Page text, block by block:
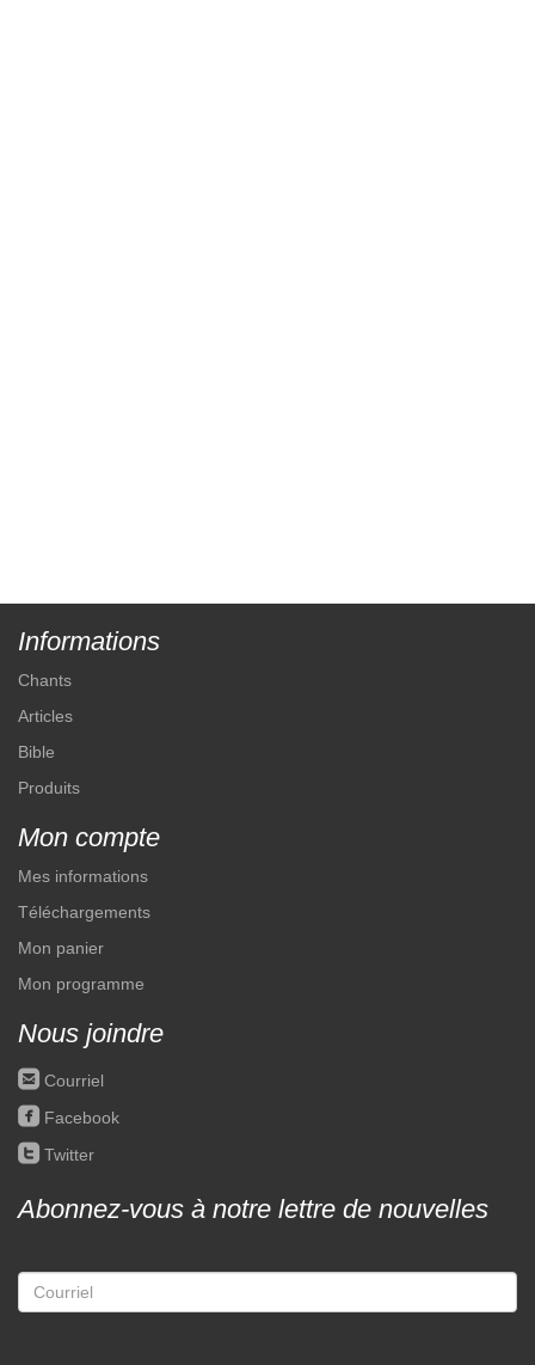
Informations
Chants
Articles
Bible
Produits
Mon compte
Mes informations
Téléchargements
Mon panier
Mon programme
Nous joindre
roundedemail Courriel
roundedfacebook Facebook
roundedtwitter Twitter
Abonnez-vous à notre lettre de nouvelles